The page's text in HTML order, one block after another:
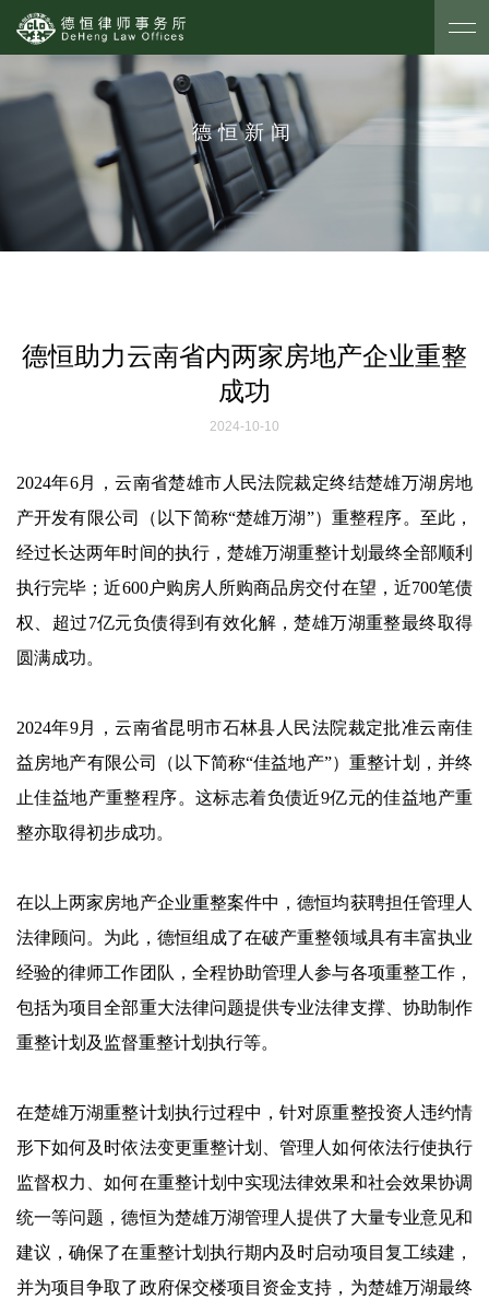
德恒新闻
德恒助力云南省内两家房地产企业重整
成功
2024-10-10
2024年6月，云南省楚雄市人民法院裁定终结楚雄万湖房地
产开发有限公司（以下简称“楚雄万湖”）重整程序。至此，
经过长达两年时间的执行，楚雄万湖重整计划最终全部顺利
执行完毕；近600户购房人所购商品房交付在望，近700笔债
权、超过7亿元负债得到有效化解，楚雄万湖重整最终取得
圆满成功。
2024年9月，云南省昆明市石林县人民法院裁定批准云南佳
益房地产有限公司（以下简称“佳益地产”）重整计划，并终
止佳益地产重整程序。这标志着负债近9亿元的佳益地产重
整亦取得初步成功。
在以上两家房地产企业重整案件中，德恒均获聘担任管理人
法律顾问。为此，德恒组成了在破产重整领域具有丰富执业
经验的律师工作团队，全程协助管理人参与各项重整工作，
包括为项目全部重大法律问题提供专业法律支撑、协助制作
重整计划及监督重整计划执行等。
在楚雄万湖重整计划执行过程中，针对原重整投资人违约情
形下如何及时依法变更重整计划、管理人如何依法行使执行
监督权力、如何在重整计划中实现法律效果和社会效果协调
统一等问题，德恒为楚雄万湖管理人提供了大量专业意见和
建议，确保了在重整计划执行期内及时启动项目复工续建，
并为项目争取了政府保交楼项目资金支持，为楚雄万湖最终